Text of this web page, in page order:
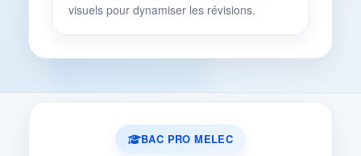
visuels pour dynamiser les révisions.
BAC PRO MELEC